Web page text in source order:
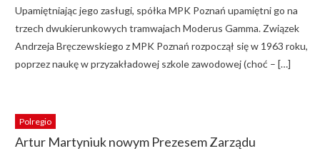
Upamiętniając jego zasługi, spółka MPK Poznań upamiętni go na
trzech dwukierunkowych tramwajach Moderus Gamma. Związek
Andrzeja Bręczewskiego z MPK Poznań rozpoczął się w 1963 roku,
poprzez naukę w przyzakładowej szkole zawodowej (choć – […]
Polregio
Artur Martyniuk nowym Prezesem Zarządu